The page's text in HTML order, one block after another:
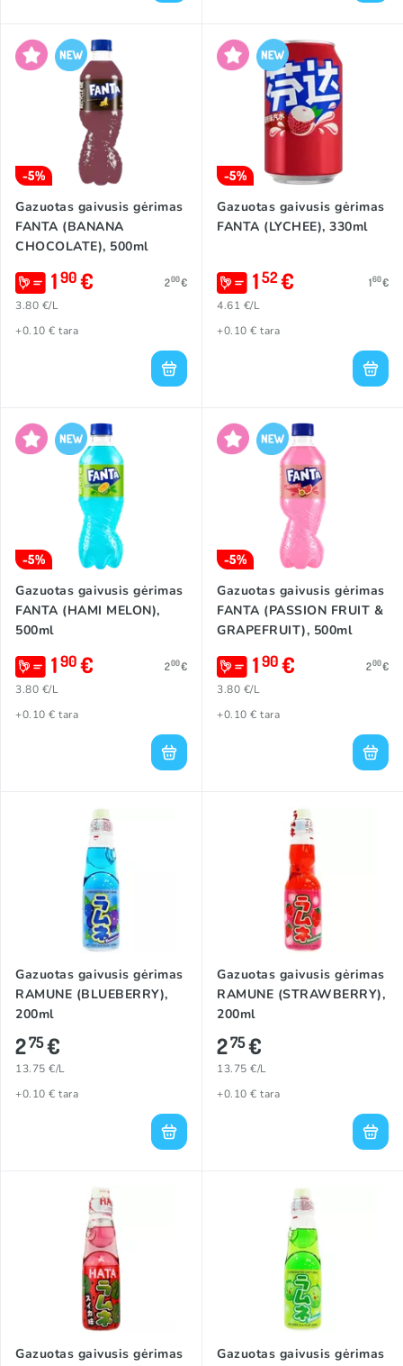
-5%
Gazuotas gaivusis gėrimas
FANTA (BANANA
CHOCOLATE), 500ml
190€ 200€
3.80 €/L
+0.10 € tara
-5%
Gazuotas gaivusis gėrimas
FANTA (LYCHEE), 330ml
152€ 160€
4.61 €/L
+0.10 € tara
-5%
Gazuotas gaivusis gėrimas
FANTA (HAMI MELON),
500ml
190€ 200€
3.80 €/L
+0.10 € tara
-5%
Gazuotas gaivusis gėrimas
FANTA (PASSION FRUIT &
GRAPEFRUIT), 500ml
190€ 200€
3.80 €/L
+0.10 € tara
Gazuotas gaivusis gėrimas
RAMUNE (BLUEBERRY),
200ml
275€
13.75 €/L
+0.10 € tara
Gazuotas gaivusis gėrimas
RAMUNE (STRAWBERRY),
200ml
275€
13.75 €/L
+0.10 € tara
Gazuotas gaivusis gėrimas
Gazuotas gaivusis gėrimas